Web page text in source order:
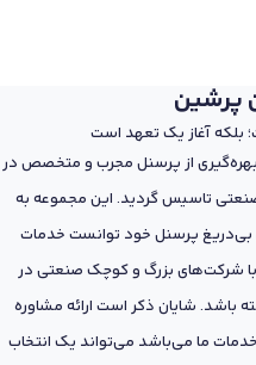
پرشین
بلکه آغاز یک تعهد است
پارس تامین پرشین در سال 1389 با بهره‌گیری از پرسنل مجرب و متخصص در
تاسیس گردید. این مجموعه به
بی‌دریغ پرسنل خود توانست خدمات
با شرکت‌های بزرگ و کوچک صنعتی در
شایان ذکر است ارائه مشاوره
ما می‌باشد می‌تواند یک انتخاب